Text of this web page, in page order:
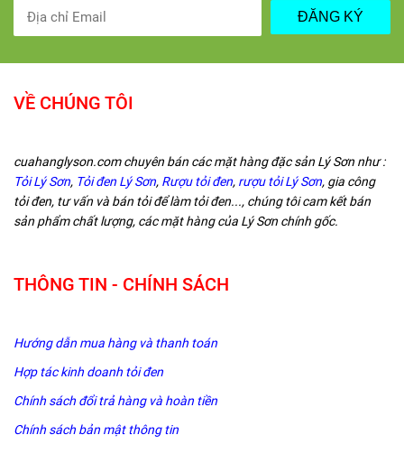
ĐĂNG KÝ
VỀ CHÚNG TÔI
cuahanglyson.com chuyên bán các mặt hàng đặc sản Lý Sơn như :
Tỏi Lý Sơn, Tỏi đen Lý Sơn, Rượu tỏi đen, rượu tỏi Lý Sơn, gia công
tỏi đen, tư vấn và bán tỏi để làm tỏi đen..., chúng tôi cam kết bán
sản phẩm chất lượng, các mặt hàng của Lý Sơn chính gốc.
THÔNG TIN - CHÍNH SÁCH
Hướng dẫn mua hàng và thanh toán
Hợp tác kinh doanh tỏi đen
Chính sách đổi trả hàng và hoàn tiền
Chính sách bản mật thông tin